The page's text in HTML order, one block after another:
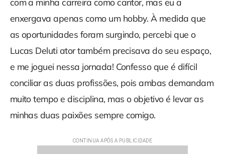
enxergava apenas como um hobby. À medida que
as oportunidades foram surgindo, percebi que o
Lucas Deluti ator também precisava do seu espaço,
e me joguei nessa jornada! Confesso que é difícil
conciliar as duas profissões, pois ambas demandam
muito tempo e disciplina, mas o objetivo é levar as
minhas duas paixões sempre comigo.